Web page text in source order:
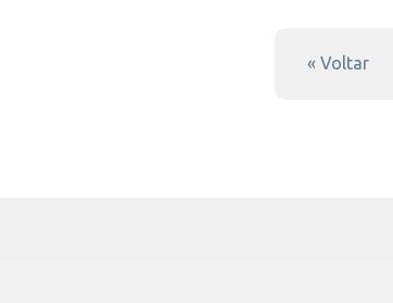
« Voltar